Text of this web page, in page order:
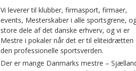
Vi leverer til klubber, firmasport, firmaer,
events, Mesterskaber i alle sportsgrene,
store dele af det danske erhverv, og vi er
Mestre i pokaler når det er til eliteidrætten
den professionelle sportsverden.
Der er mange Danmarks mestre –